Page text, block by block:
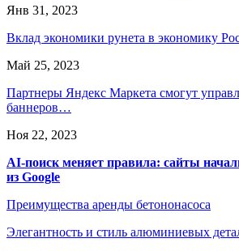
Янв 31, 2023
Вклад экономики рунета в экономику
Май 25, 2023
Партнеры Яндекс Маркета смогут
баннеров…
Ноя 22, 2023
AI-поиск меняет правила: сайты
из Google
Преимущества аренды бетононасоса
Элегантность и стиль алюминиевых